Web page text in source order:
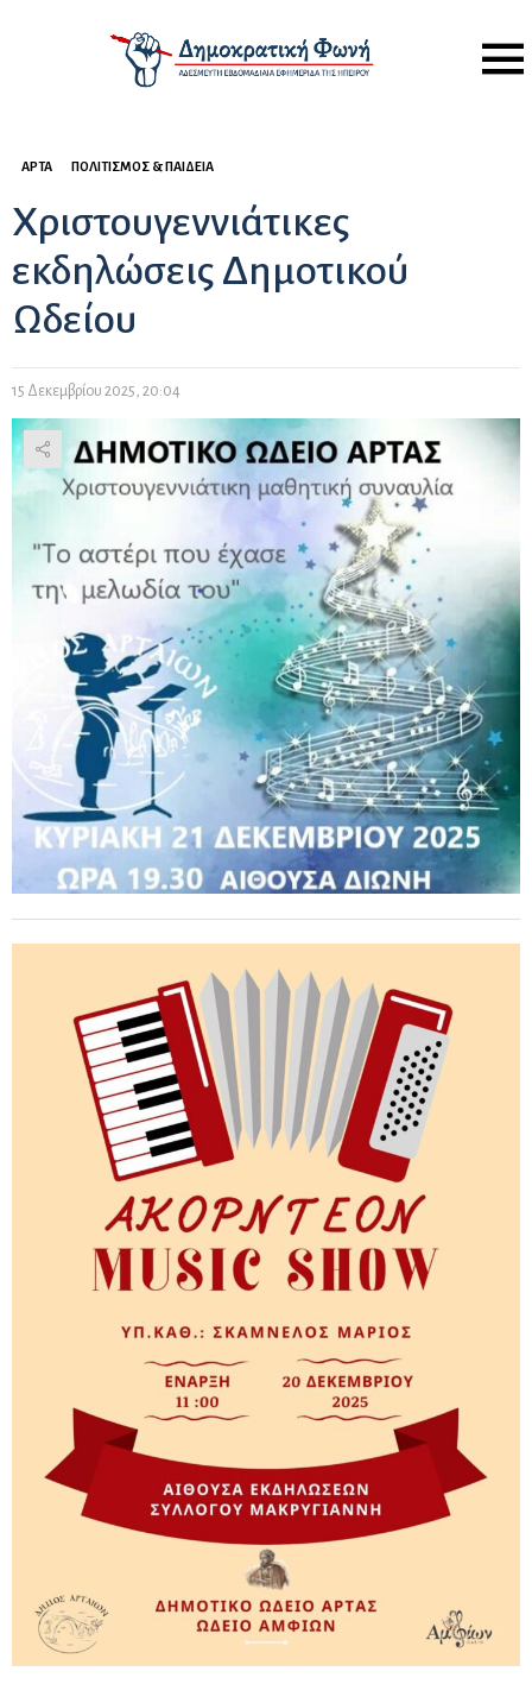
Menu
ΆΡΤΑ ΠΟΛΙΤΙΣΜΌΣ & ΠΑΙΔΕΊΑ
Χριστουγεννιάτικες
εκδηλώσεις Δημοτικού
Ωδείου
15 Δεκεμβρίου 2025, 20:04